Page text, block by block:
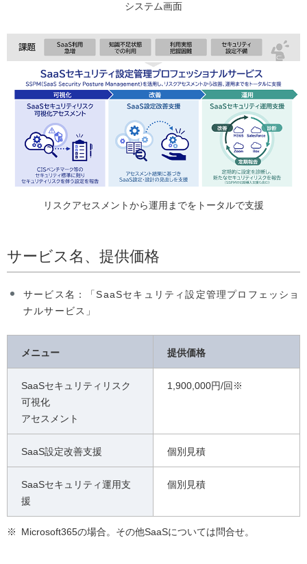
システム画面
リスクアセスメントから運用までをトータルで支援
サービス名、提供価格
サービス名：「SaaSセキュリティ設定管理プロフェッショ
ナルサービス」
メニュー 提供価格
SaaSセキュリティリスク
可視化
アセスメント
1,900,000円/回※
SaaS設定改善支援 個別見積
SaaSセキュリティ運用支
援
個別見積
※ Microsoft365の場合。その他SaaSについては問合せ。